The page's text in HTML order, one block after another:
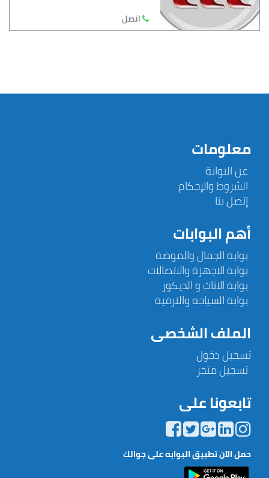
اتصل
معلومات
عن البوابة
الشروط والإحكام
إتصل بنا
أهم البوابات
بوابة الجمال والموضة
بوابة الاجهزة والاتصالات
بوابة الاثاث و الديكور
بوابة السياحه والترفية
الملف الشخصى
تسجيل دخول
تسجيل متجر
تابعونا على
حمل الآن تطبيق البوابه على جوالك